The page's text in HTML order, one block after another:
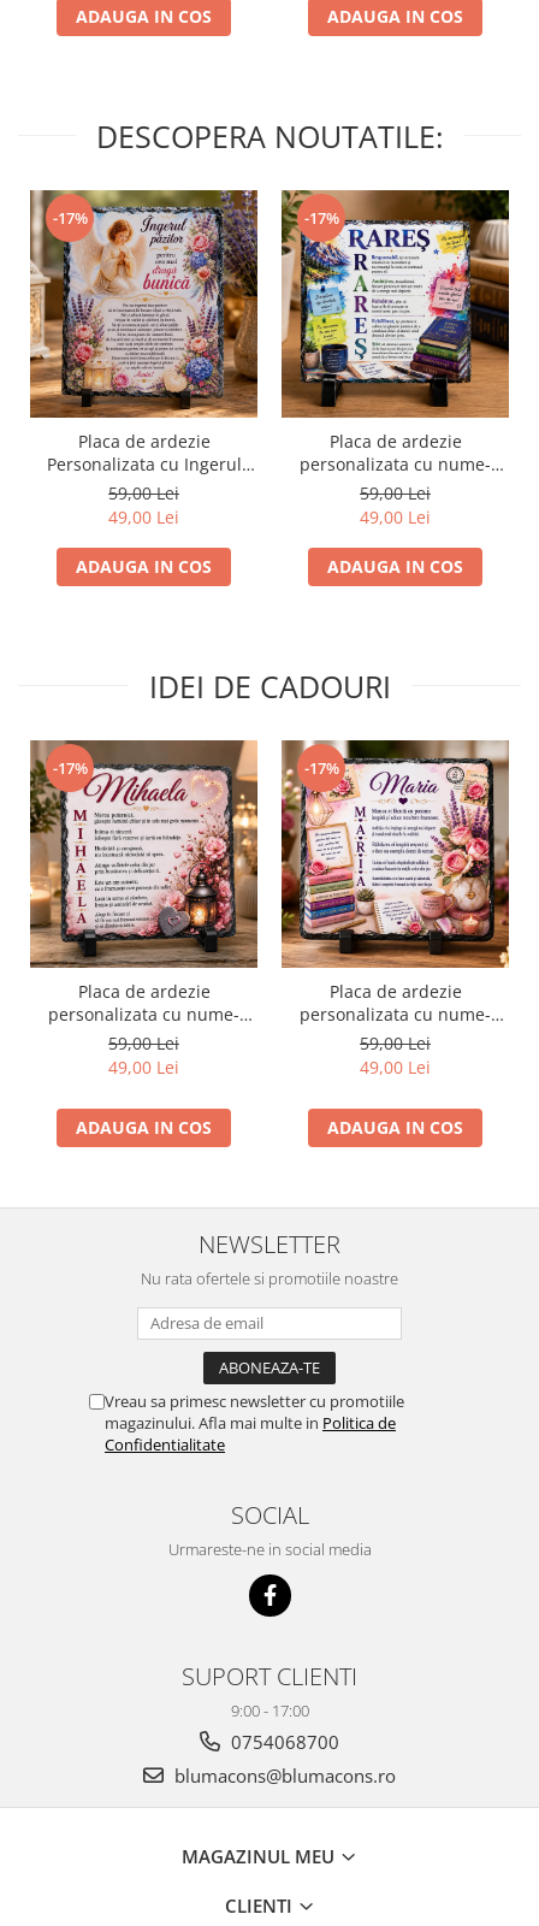
ADAUGA IN COS ADAUGA IN COS
DESCOPERA NOUTATILE:
-17%
Placa de ardezie
Personalizata cu Ingerul
Pazitor pentru Bunica
59,00 Lei
49,00 Lei
ADAUGA IN COS
-17%
Placa de ardezie
personalizata cu nume-
Rares
59,00 Lei
49,00 Lei
ADAUGA IN COS
IDEI DE CADOURI
-17%
Placa de ardezie
personalizata cu nume-
Mihaela
59,00 Lei
49,00 Lei
ADAUGA IN COS
-17%
Placa de ardezie
personalizata cu nume-
Maria
59,00 Lei
49,00 Lei
ADAUGA IN COS
NEWSLETTER
Nu rata ofertele si promotiile noastre
Vreau sa primesc newsletter cu promotiile
magazinului. Afla mai multe in Politica de
Confidentialitate
SOCIAL
Urmareste-ne in social media
SUPORT CLIENTI
9:00 - 17:00
0754068700
blumacons@blumacons.ro
MAGAZINUL MEU
CLIENTI